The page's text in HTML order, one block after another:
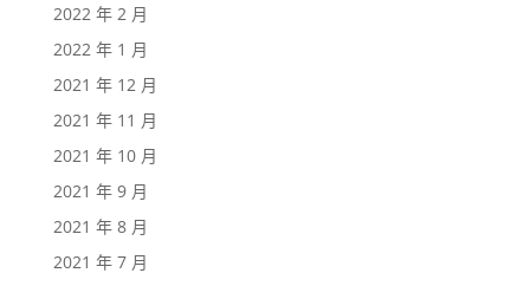
2022 年 2 月
2022 年 1 月
2021 年 12 月
2021 年 11 月
2021 年 10 月
2021 年 9 月
2021 年 8 月
2021 年 7 月